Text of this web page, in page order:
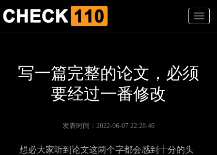
T
o
写一篇完整的论文，必须
要经过一番修改
发表时间：2022-06-07 22:28:46
想必大家听到论文这两个字都会感到十分的头